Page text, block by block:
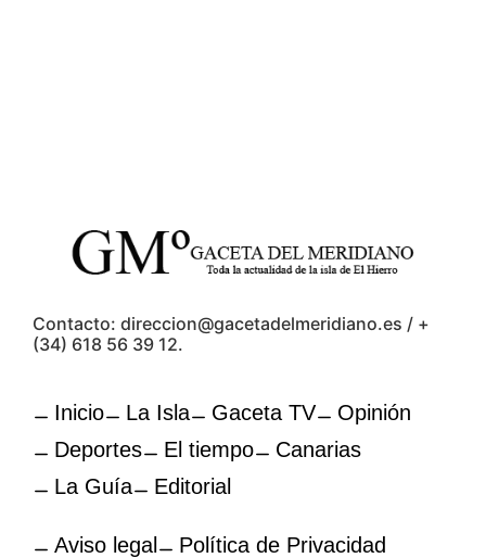
Contacto: direccion@gacetadelmeridiano.es / +
(34) 618 56 39 12.
Inicio La Isla Gaceta TV
Opinión
Deportes
El tiempo
Canarias
La Guía
Editorial
Aviso legal
Política de Privacidad